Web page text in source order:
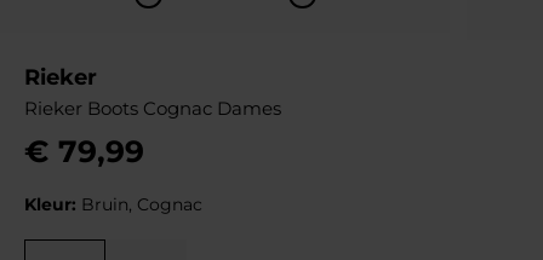
Rieker
Rieker Boots Cognac Dames
€ 79,99
Kleur: Bruin, Cognac